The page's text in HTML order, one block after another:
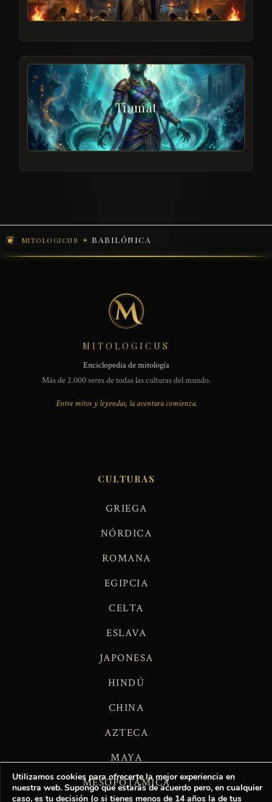
Tiamat
MITOLOGICUS BABILÓNICA
MITOLOGICUS
Enciclopedia de mitología
Más de 2.000 seres de todas las culturas del mundo.
Entre mitos y leyendas, la aventura comienza.
CULTURAS
GRIEGA
NÓRDICA
ROMANA
EGIPCIA
CELTA
ESLAVA
JAPONESA
HINDÚ
CHINA
AZTECA
MAYA
MESOPOTÁMICA
Utilizamos cookies para ofrecerte la mejor experiencia en
nuestra web. Supongo que estarás de acuerdo pero, en cualquier
caso, es tu decisión (o si tienes menos de 14 años la de tus